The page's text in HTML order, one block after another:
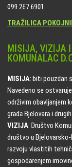
099 267 6901
TRAŽILICA
MISIJA, VIZIJA I
KOMUNALAC
MISIJA: biti pouzdan
Navedeno se
održivim obavljanjem
grada Bjelovara i
VIZIJA: Društvo
društvo u
razvoju vlastitih
gospodarenjem